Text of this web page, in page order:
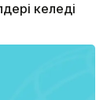
келеді